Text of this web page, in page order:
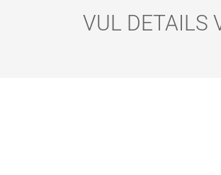
KIES EEN OSMO
VUL DETAILS